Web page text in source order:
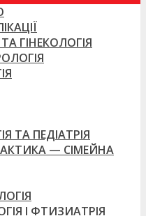
ГІНЕКОЛОГІЯ
ТА ПЕДІАТРІЯ
— СІМЕЙНА
І ФТИЗИАТРІЯ